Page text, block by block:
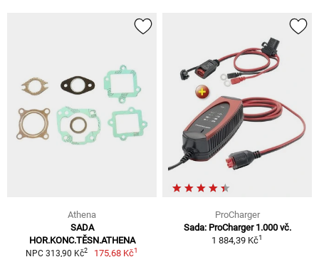
Athena
SADA
HOR.KONC.TĚSN.ATHENA
NPC 313,90 Kč2 175,68 Kč1
ProCharger
Sada: ProCharger 1.000 vč.
1 884,39 Kč1